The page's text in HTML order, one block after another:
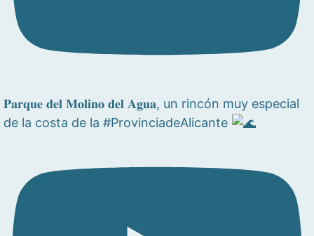
𝐏𝐚𝐫𝐪𝐮𝐞 𝐝𝐞𝐥 𝐌𝐨𝐥𝐢𝐧𝐨 𝐝𝐞𝐥 𝐀𝐠𝐮𝐚, un rincón muy especial
de la costa de la #ProvinciadeAlicante